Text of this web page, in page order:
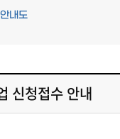
내도
신청접수 안내